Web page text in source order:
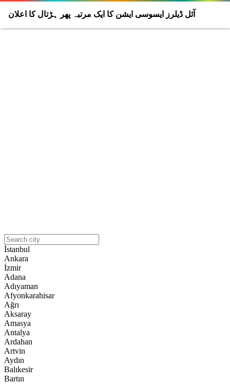
İstanbul
Ankara
İzmir
Adana
Adıyaman
Afyonkarahisar
Ağrı
Aksaray
Amasya
Antalya
Ardahan
Artvin
Aydın
Balıkesir
Bartın
آئل ڈیلرز ایسوسی ایشن کا ایک مرتبہ پھر ہڑتال کا اعلان